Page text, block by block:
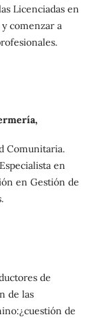
Licenciadas en
comenzar a
Comunitaria.
en
en Gestión de
de
de las
de